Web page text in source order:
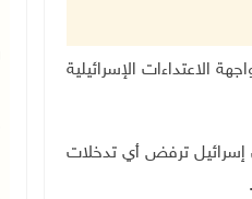
الاعتداءات الإسرائيلية
إسرائيل ترفض أي تدخلات